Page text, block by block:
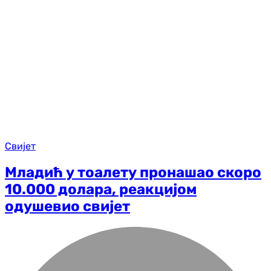
Свијет
Младић у тоалету пронашао скоро
10.000 долара, реакцијом
одушевио свијет